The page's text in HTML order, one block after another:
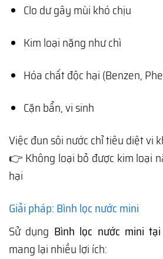
Clo dư gây mùi khó chịu
Kim loại nặng như chì
Hóa chất độc hại (Benzen,
Cặn bẩn, vi sinh
Việc đun sôi nước chỉ tiêu diệt vi
👉 Không loại bỏ được kim loại
hại
Giải pháp: Bình lọc nước mini
Sử dụng Bình lọc nước mini
mang lại nhiều lợi ích: